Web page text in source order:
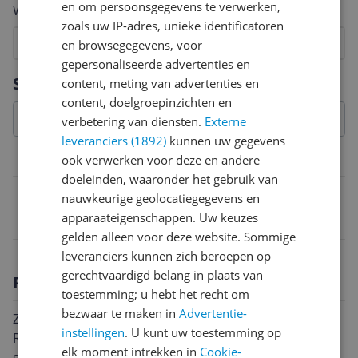
Specificaties
Belangrijkste kenmerken
4011283246647
Productomschrijving
Zijwindschermen passend voor Renault Kadjar 2015-
Regen- en windschermen zorgen voor een
Welk cijfer geef jij dit product?
6
5
4
3
2
Vraag 1 van 4
en om persoonsgegevens te verwerken,
zoals uw IP-adres, unieke identificatoren
en browsegegevens, voor
gepersonaliseerde advertenties en
content, meting van advertenties en
content, doelgroepinzichten en
verbetering van diensten. Externe
leveranciers (1892) kunnen uw gegevens
ook verwerken voor deze en andere
doeleinden, waaronder het gebruik van
nauwkeurige geolocatiegegevens en
apparaateigenschappen. Uw keuzes
gelden alleen voor deze website. Sommige
leveranciers kunnen zich beroepen op
gerechtvaardigd belang in plaats van
toestemming; u hebt het recht om
bezwaar te maken inAdvertentie-
instellingen. U kunt uw toestemming op
elk moment intrekken in Cookie-